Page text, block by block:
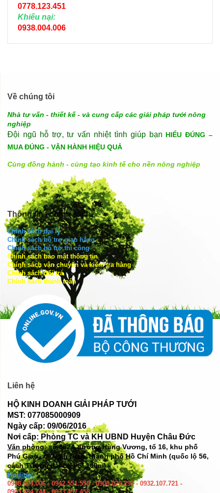
0778.123.451
Khiếu nại:
0938.004.006
Về chúng tôi
Nhà tư vấn - thiết kế - và cung cấp các giải pháp tưới nông
nghiệp
Đội ngũ hỗ trợ, tư vấn nhiệt tình giúp bạn HIỂU ĐÚNG –
MUA ĐÚNG - VẬN HÀNH HIỆU QUẢ
Cùng đồng hành - cùng tạo kinh tế cho nền nông nghiệp
Thông tin - chính sách
Chính sách đại lý
Chính sách hỗ trợ giao hàng
Chính sách hỗ trợ thi công
Chính sách bảo mật thông tin
Chính sách vận chuyển và kiểm tra hàng
Chính sách đổi trả
Chính sách thanh toán
Liên hệ
HỘ KINH DOANH GIẢI PHÁP TƯỚI
MST: 077085000909
Ngày cấp: 09/06/2016
Nơi cấp: Phòng TC và KH UBND Huyện Châu Đức
Văn phòng: số382A đường Hùng Vương, tổ 16, khu phố
Phú Giao, xã Ngãi Giao, thành phố Hồ Chí Minh (quốc lộ 56,
cách Tượng đài Liệt Sĩ 100m)
Hotline:
0938.004.006 - 0942.551.558 - 0908.029.292 - 0932.107.721 -